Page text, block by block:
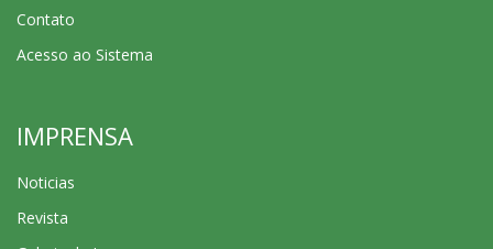
Contato
Acesso ao Sistema
IMPRENSA
Noticias
Revista